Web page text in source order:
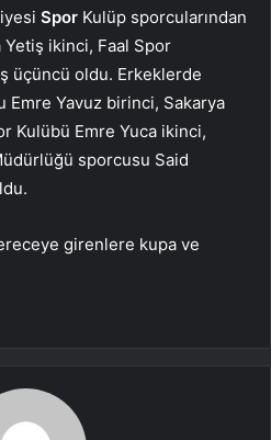
Spor Kulüp sporcularından
ikinci, Faal Spor
üçüncü oldu. Erkeklerde
Emre Yavuz birinci, Sakarya
Kulübü Emre Yuca ikinci,
sporcusu Said
girenlere kupa ve